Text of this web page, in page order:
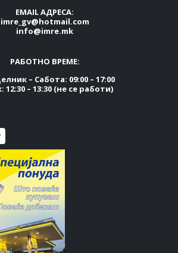
EMAIL АДРЕСА:
imre_gv@hotmail.com
info@imre.mk
РАБОТНО ВРЕМЕ:
– Сабота: 09:00 – 17:00
12:30 – 13:30 (не се работи)